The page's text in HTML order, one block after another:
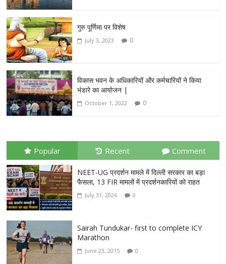
गुरु पूर्णिमा पर विशेष
July 3, 2023 0
विकास भवन के अधिकारियों और कर्मचारियों ने किया
भंडारे का आयोजन |
October 1, 2022 0
Popular Recent Comment
NEET-UG प्रदर्शन मामले में दिल्ली सरकार का बड़ा
फैसला, 13 FIR मामलों में प्रदर्शनकारियों को राहत
July 31, 2026 0
Sairah Tundukar- first to complete ICY
Marathon
June 23, 2015 0